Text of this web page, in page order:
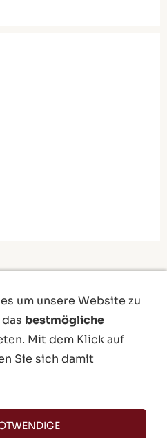
um unsere Website zu
bestmögliche
Mit dem Klick auf
Sie sich damit